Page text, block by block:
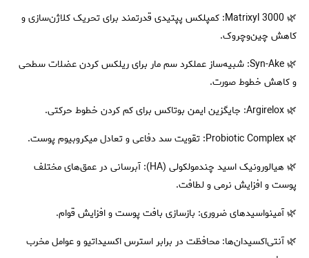
🌿 Matrixyl 3000: کمپلکس پپتیدی قدرتمند برای تحریک کلاژن‌سازی و
کاهش چین‌وچروک.
🌿 Syn-Ake: شبیه‌ساز عملکرد سم مار برای ریلکس کردن عضلات سطحی
و کاهش خطوط صورت.
🌿 Argirelox: جایگزین ایمن بوتاکس برای کم کردن خطوط حرکتی.
🌿 Probiotic Complex: تقویت سد دفاعی و تعادل میکروبیوم پوست.
🌿 هیالورونیک اسید چندمولکولی (HA): آبرسانی در عمق‌های مختلف
پوست و افزایش نرمی و لطافت.
🌿 آمینواسیدهای ضروری: بازسازی بافت پوست و افزایش قوام.
🌿 آنتی‌اکسیدان‌ها: محافظت در برابر استرس اکسیداتیو و عوامل مخرب